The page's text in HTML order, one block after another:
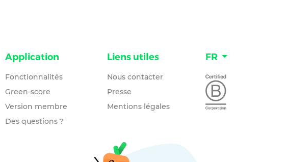
Application
Fonctionnalités
Green-score
Version membre
Des questions ?
Liens utiles
Nous contacter
Presse
Mentions légales
FR